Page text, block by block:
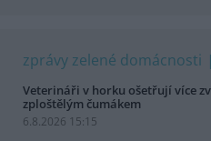
zprávy zelené domácnosti
Veterináři v horku ošetřují více
zploštělým čumákem
6.8.2026 15:15